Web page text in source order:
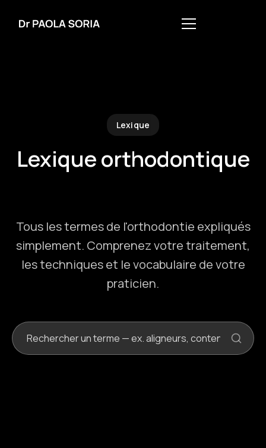
Lexique
Lexique orthodontique
Tous les termes de l'orthodontie expliqués
simplement. Comprenez votre traitement,
les techniques et le vocabulaire de votre
praticien.